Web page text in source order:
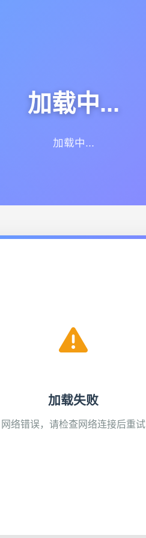
加载中...
加载中...
加载失败
网络错误，请检查网络连接后重试